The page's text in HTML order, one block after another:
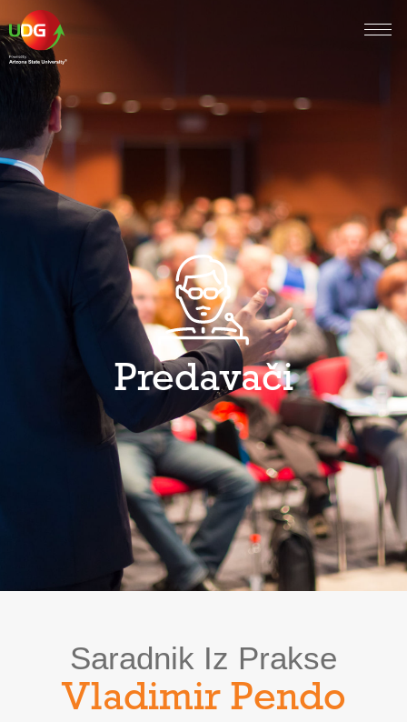
Predavači
Saradnik Iz Prakse
Vladimir Pendo